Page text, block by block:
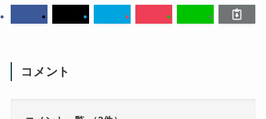
コメント